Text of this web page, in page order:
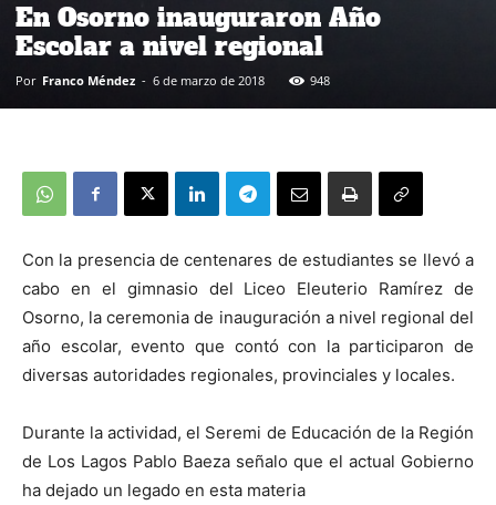
En Osorno inauguraron Año
Escolar a nivel regional
Por Franco Méndez - 6 de marzo de 2018 948
Con la presencia de centenares de estudiantes se llevó a
cabo en el gimnasio del Liceo Eleuterio Ramírez de
Osorno, la ceremonia de inauguración a nivel regional del
año escolar, evento que contó con la participaron de
diversas autoridades regionales, provinciales y locales.
Durante la actividad, el Seremi de Educación de la Región
de Los Lagos Pablo Baeza señalo que el actual Gobierno
ha dejado un legado en esta materia